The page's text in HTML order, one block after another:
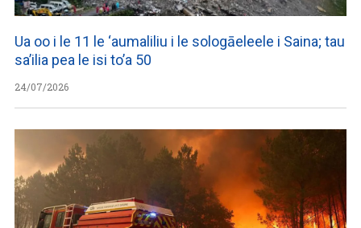
Ua oo i le 11 le ‘aumaliliu i le sologāeleele i Saina; tau
sa’ilia pea le isi to’a 50
24/07/2026